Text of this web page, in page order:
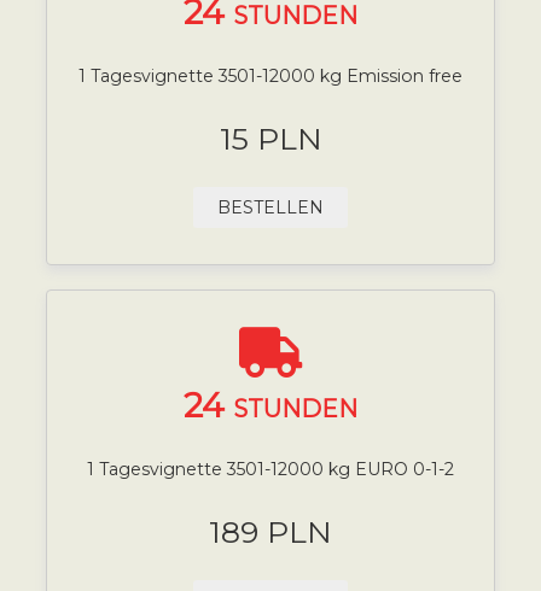
24 STUNDEN
1 Tagesvignette 3501-12000 kg Emission free
15 PLN
BESTELLEN
24 STUNDEN
1 Tagesvignette 3501-12000 kg EURO 0-1-2
189 PLN